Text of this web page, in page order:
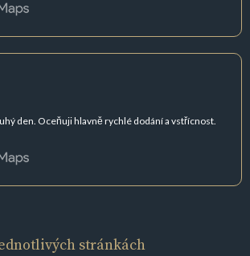
den. Oceňuji hlavně rychlé dodání a vstřícnost.
stránkách